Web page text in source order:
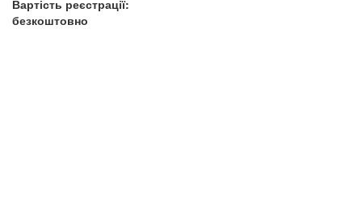
Вартість реєстрації:
безкоштовно